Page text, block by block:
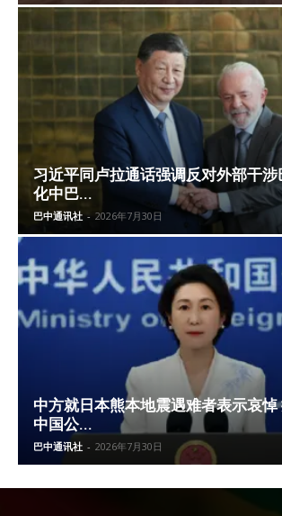
习近平同卢拉通话强调反对外部干涉
化中巴...
巴中通讯社 - 2026年7月30日
中方就日本熊本地震遇难者表示哀悼
中国公...
巴中通讯社 - 2026年7月30日